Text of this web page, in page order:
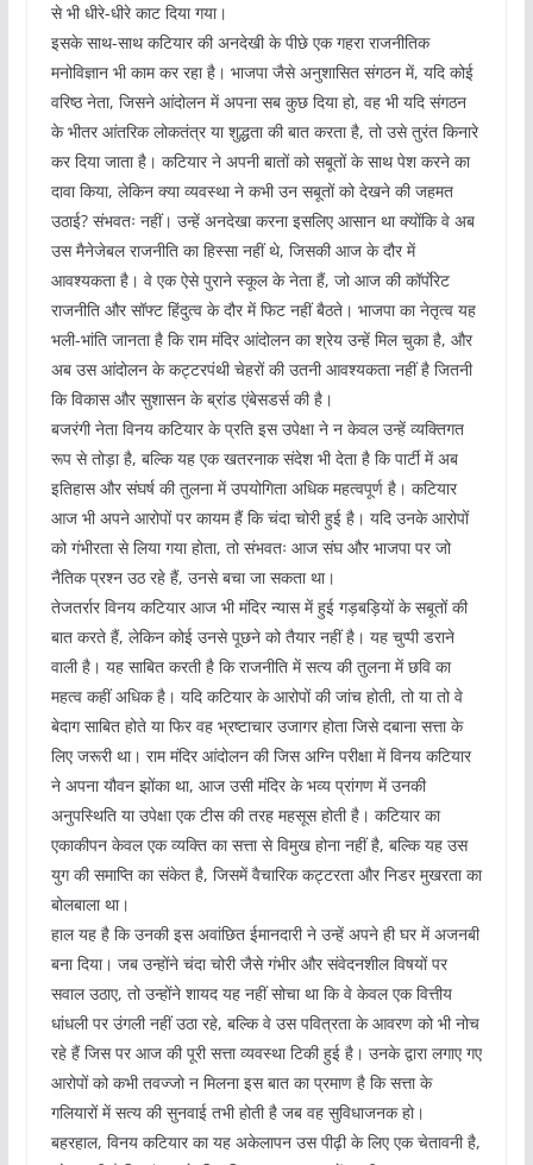
से भी धीरे-धीरे काट दिया गया।
इसके साथ-साथ कटियार की अनदेखी के पीछे एक गहरा राजनीतिक
मनोविज्ञान भी काम कर रहा है। भाजपा जैसे अनुशासित संगठन में, यदि कोई
वरिष्ठ नेता, जिसने आंदोलन में अपना सब कुछ दिया हो, वह भी यदि संगठन
के भीतर आंतरिक लोकतंत्र या शुद्धता की बात करता है, तो उसे तुरंत किनारे
कर दिया जाता है। कटियार ने अपनी बातों को सबूतों के साथ पेश करने का
दावा किया, लेकिन क्या व्यवस्था ने कभी उन सबूतों को देखने की जहमत
उठाई? संभवतः नहीं। उन्हें अनदेखा करना इसलिए आसान था क्योंकि वे अब
उस मैनेजेबल राजनीति का हिस्सा नहीं थे, जिसकी आज के दौर में
आवश्यकता है। वे एक ऐसे पुराने स्कूल के नेता हैं, जो आज की कॉर्पाेरेट
राजनीति और सॉफ्ट हिंदुत्व के दौर में फिट नहीं बैठते। भाजपा का नेतृत्व यह
भली-भांति जानता है कि राम मंदिर आंदोलन का श्रेय उन्हें मिल चुका है, और
अब उस आंदोलन के कट्टरपंथी चेहरों की उतनी आवश्यकता नहीं है जितनी
कि विकास और सुशासन के ब्रांड एंबेसडर्स की है।
बजरंगी नेता विनय कटियार के प्रति इस उपेक्षा ने न केवल उन्हें व्यक्तिगत
रूप से तोड़ा है, बल्कि यह एक खतरनाक संदेश भी देता है कि पार्टी में अब
इतिहास और संघर्ष की तुलना में उपयोगिता अधिक महत्वपूर्ण है। कटियार
आज भी अपने आरोपों पर कायम हैं कि चंदा चोरी हुई है। यदि उनके आरोपों
को गंभीरता से लिया गया होता, तो संभवतः आज संघ और भाजपा पर जो
नैतिक प्रश्न उठ रहे हैं, उनसे बचा जा सकता था।
तेजतर्रार विनय कटियार आज भी मंदिर न्यास में हुई गड़बड़ियों के सबूतों की
बात करते हैं, लेकिन कोई उनसे पूछने को तैयार नहीं है। यह चुप्पी डराने
वाली है। यह साबित करती है कि राजनीति में सत्य की तुलना में छवि का
महत्व कहीं अधिक है। यदि कटियार के आरोपों की जांच होती, तो या तो वे
बेदाग साबित होते या फिर वह भ्रष्टाचार उजागर होता जिसे दबाना सत्ता के
लिए जरूरी था। राम मंदिर आंदोलन की जिस अग्नि परीक्षा में विनय कटियार
ने अपना यौवन झोंका था, आज उसी मंदिर के भव्य प्रांगण में उनकी
अनुपस्थिति या उपेक्षा एक टीस की तरह महसूस होती है। कटियार का
एकाकीपन केवल एक व्यक्ति का सत्ता से विमुख होना नहीं है, बल्कि यह उस
युग की समाप्ति का संकेत है, जिसमें वैचारिक कट्टरता और निडर मुखरता का
बोलबाला था।
हाल यह है कि उनकी इस अवांछित ईमानदारी ने उन्हें अपने ही घर में अजनबी
बना दिया। जब उन्होंने चंदा चोरी जैसे गंभीर और संवेदनशील विषयों पर
सवाल उठाए, तो उन्होंने शायद यह नहीं सोचा था कि वे केवल एक वित्तीय
धांधली पर उंगली नहीं उठा रहे, बल्कि वे उस पवित्रता के आवरण को भी नोच
रहे हैं जिस पर आज की पूरी सत्ता व्यवस्था टिकी हुई है। उनके द्वारा लगाए गए
आरोपों को कभी तवज्जो न मिलना इस बात का प्रमाण है कि सत्ता के
गलियारों में सत्य की सुनवाई तभी होती है जब वह सुविधाजनक हो।
बहरहाल, विनय कटियार का यह अकेलापन उस पीढ़ी के लिए एक चेतावनी है,